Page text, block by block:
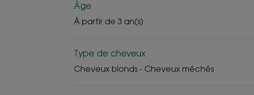
Âge
À partir de 3 an(s)
Type de cheveux
Cheveux blonds - Cheveux méchés